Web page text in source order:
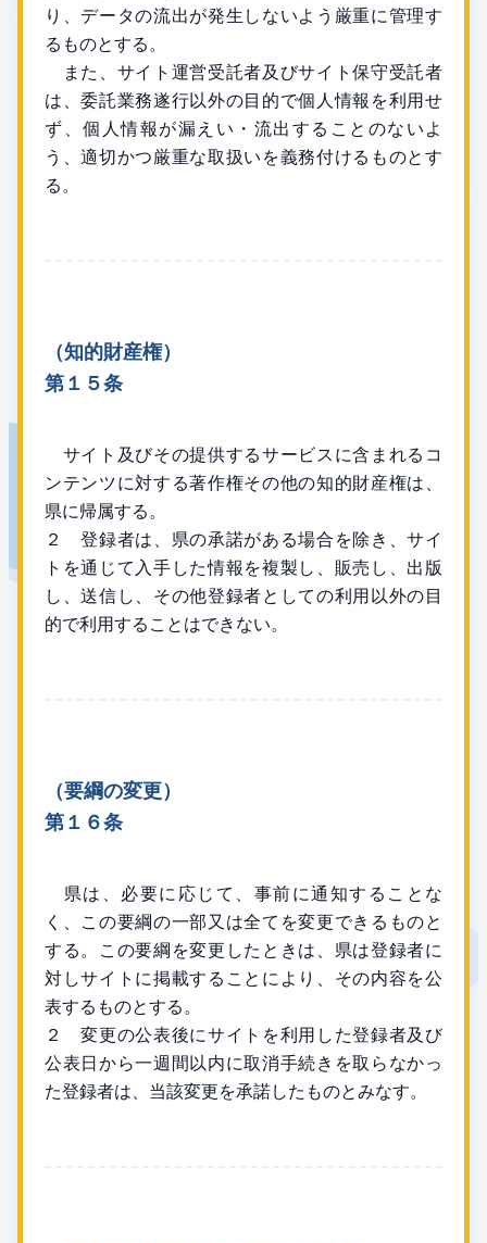
り、データの流出が発生しないよう厳重に管理す
るものとする。
また、サイト運営受託者及びサイト保守受託者
は、委託業務遂行以外の目的で個人情報を利用せ
ず、個人情報が漏えい・流出することのないよ
う、適切かつ厳重な取扱いを義務付けるものとす
る。
（知的財産権）
第１５条
サイト及びその提供するサービスに含まれるコ
ンテンツに対する著作権その他の知的財産権は、
県に帰属する。
２ 登録者は、県の承諾がある場合を除き、サイ
トを通じて入手した情報を複製し、販売し、出版
し、送信し、その他登録者としての利用以外の目
的で利用することはできない。
（要綱の変更）
第１６条
県は、必要に応じて、事前に通知することな
く、この要綱の一部又は全てを変更できるものと
する。この要綱を変更したときは、県は登録者に
対しサイトに掲載することにより、その内容を公
表するものとする。
２ 変更の公表後にサイトを利用した登録者及び
公表日から一週間以内に取消手続きを取らなかっ
た登録者は、当該変更を承諾したものとみなす。